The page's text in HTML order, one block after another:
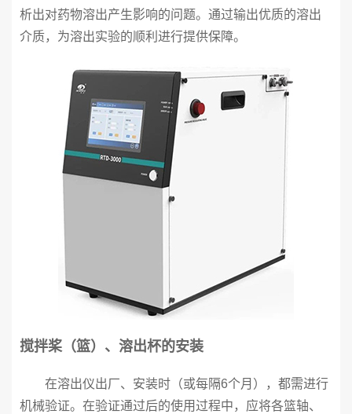
析出对药物溶出产生影响的问题。通过输出优质的溶出
介质，为溶出实验的顺利进行提供保障。
搅拌桨（篮）、溶出杯的安装
在溶出仪出厂、安装时（或每隔6个月），都需进行
机械验证。在验证通过后的使用过程中，应将各篮轴、